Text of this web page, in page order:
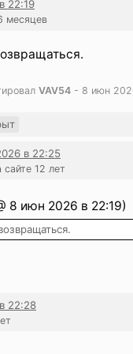
22:19
месяцев
VAV54 - 8 июн
в 22:25
12 лет
8 июн 2026 в 22:19)
22:28